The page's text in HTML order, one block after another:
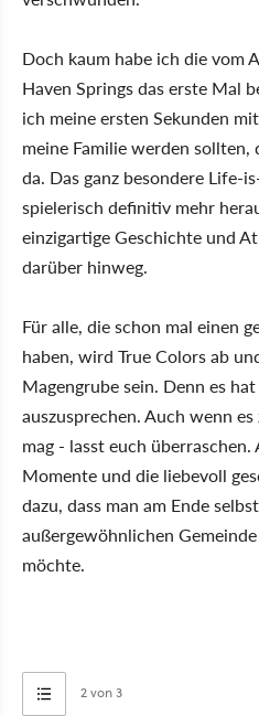
Doch kaum habe ich die vom
Haven Springs das erste Mal
ich meine ersten Sekunden
meine Familie werden
da. Das ganz besondere Life-
spielerisch definitiv mehr
einzigartige Geschichte und
darüber hinweg.
Für alle, die schon mal einen
haben, wird True Colors ab
Magengrube sein. Denn es
auszusprechen. Auch wenn
mag - lasst euch
Momente und die liebevoll
dazu, dass man am Ende
außergewöhnlichen
möchte.
2 von 3